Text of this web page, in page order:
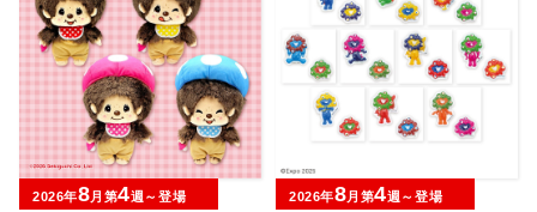
2026年8月第4週～登場 2026年8月第4週～登場